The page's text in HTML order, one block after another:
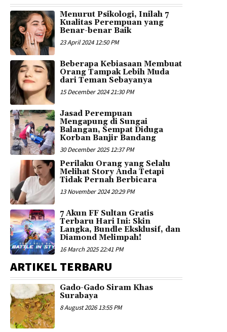
Menurut Psikologi, Inilah 7
Kualitas Perempuan yang
Benar-benar Baik
23 April 2024 12:50 PM
Beberapa Kebiasaan Membuat
Orang Tampak Lebih Muda
dari Teman Sebayanya
15 December 2024 21:30 PM
Jasad Perempuan
Mengapung di Sungai
Balangan, Sempat Diduga
Korban Banjir Bandang
30 December 2025 12:37 PM
Perilaku Orang yang Selalu
Melihat Story Anda Tetapi
Tidak Pernah Berbicara
13 November 2024 20:29 PM
7 Akun FF Sultan Gratis
Terbaru Hari Ini: Skin
Langka, Bundle Eksklusif, dan
Diamond Melimpah!
16 March 2025 22:41 PM
ARTIKEL TERBARU
Gado-Gado Siram Khas
Surabaya
8 August 2026 13:55 PM